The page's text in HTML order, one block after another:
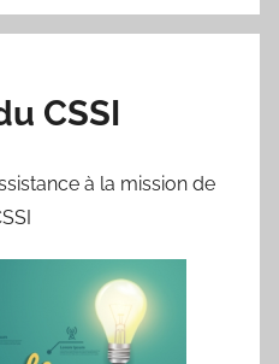
CSSI
à la mission de